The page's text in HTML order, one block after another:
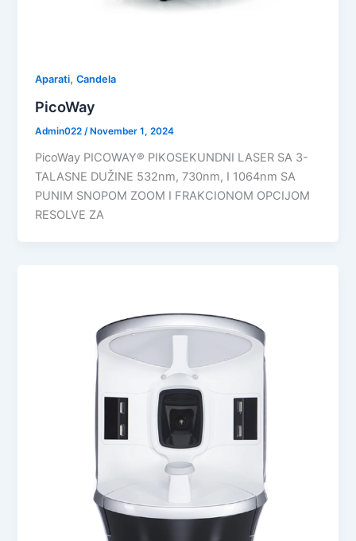
Aparati,Candela
PicoWay
Admin022/ November 1, 2024
PicoWay PICOWAY® PIKOSEKUNDNI LASER SA 3-
TALASNE DUŽINE 532nm, 730nm, I 1064nm SA
PUNIM SNOPOM ZOOM I FRAKCIONOM OPCIJOM
RESOLVE ZA